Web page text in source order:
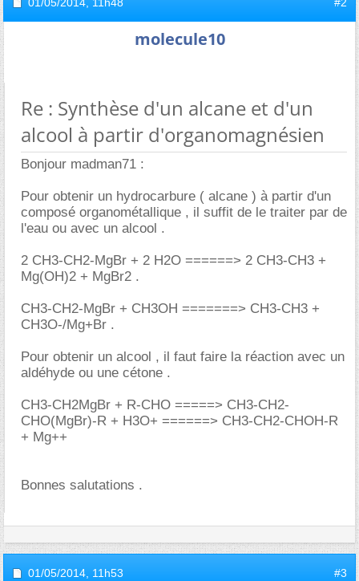
01/05/2014, 11h48 #2
molecule10
Re : Synthèse d'un alcane et d'un
alcool à partir d'organomagnésien
Bonjour madman71 :
Pour obtenir un hydrocarbure ( alcane ) à partir d'un
composé organométallique , il suffit de le traiter par de
l'eau ou avec un alcool .
2 CH3-CH2-MgBr + 2 H2O ======> 2 CH3-CH3 +
Mg(OH)2 + MgBr2 .
CH3-CH2-MgBr + CH3OH =======> CH3-CH3 +
CH3O-/Mg+Br .
Pour obtenir un alcool , il faut faire la réaction avec un
aldéhyde ou une cétone .
CH3-CH2MgBr + R-CHO =====> CH3-CH2-
CHO(MgBr)-R + H3O+ ======> CH3-CH2-CHOH-R
+ Mg++
Bonnes salutations .
01/05/2014, 11h53 #3